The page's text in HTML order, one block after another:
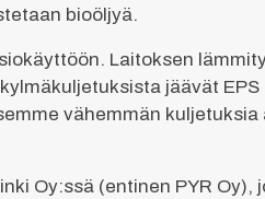
bioöljyä.
Laitoksen
jäävät
vähemmän
Oy:ssä (entinen PYR